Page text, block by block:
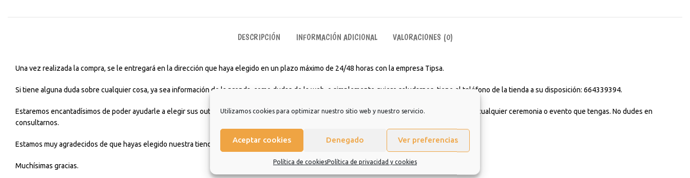
Utilizamos cookies para optimizar nuestro sitio web y nuestro servicio.
Aceptar cookies Denegado Ver preferencias
Política de cookiesPolítica de privacidad y cookies
DESCRIPCIÓN INFORMACIÓN ADICIONAL VALORACIONES (0)
Una vez realizada la compra, se le entregará en la dirección que haya elegido en un plazo máximo de 24/48 horas con la empresa Tipsa.
Si tiene alguna duda sobre cualquier cosa, ya sea información de la prenda, como dudas de la web, o simplemente quiere saludarnos, tiene el teléfono de la tienda a su disposición: 664339394.
Estaremos encantadísimos de poder ayudarle a elegir sus outfits diarios para ir a estudiar, trabajar, para tomarte un café con amigos o incluso para cualquier ceremonia o evento que tengas. No dudes en
consultarnos.
Estamos muy agradecidos de que hayas elegido nuestra tienda y esperamos que sea una experiencia de la que quiera repetir.
Muchísimas gracias.